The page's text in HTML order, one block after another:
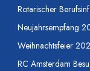
Rotarischer
Neujahrsempfang
Weihnachtsfeier
RC Amsterdam